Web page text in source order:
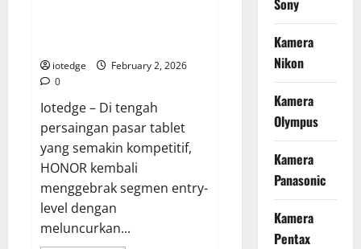
dan
Rekaman
60p
Tanpa
Crop
iotedge
February 2, 2026
0
Iotedge – Di tengah
persaingan pasar tablet
yang semakin kompetitif,
HONOR kembali
menggebrak segmen entry-
level dengan
meluncurkan...
Sony
Kamera
Nikon
Kamera
Olympus
Kamera
Panasonic
Kamera
Pentax